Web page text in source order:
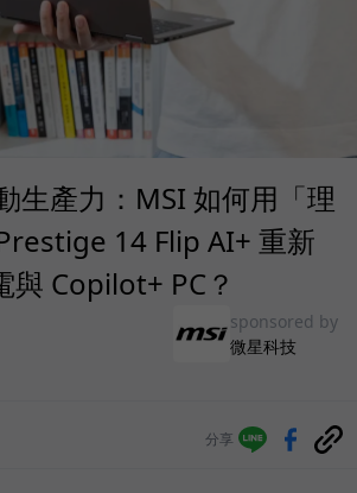
生產力：MSI 如何用「理
14 Flip AI+ 重新
與 Copilot+ PC？
sponsored by
微星科技
分享